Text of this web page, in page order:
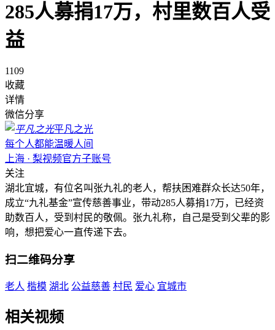
285人募捐17万，村里数百人受
益
1109
收藏
详情
微信分享
平凡之光
每个人都能温暖人间
上海 · 梨视频官方子账号
关注
湖北宜城，有位名叫张九礼的老人，帮扶困难群众长达50年，
成立“九礼基金”宣传慈善事业，带动285人募捐17万，已经资
助数百人，受到村民的敬佩。张九礼称，自己是受到父辈的影
响，想把爱心一直传递下去。
扫二维码分享
老人 楷模 湖北 公益慈善 村民 爱心 宜城市
相关视频